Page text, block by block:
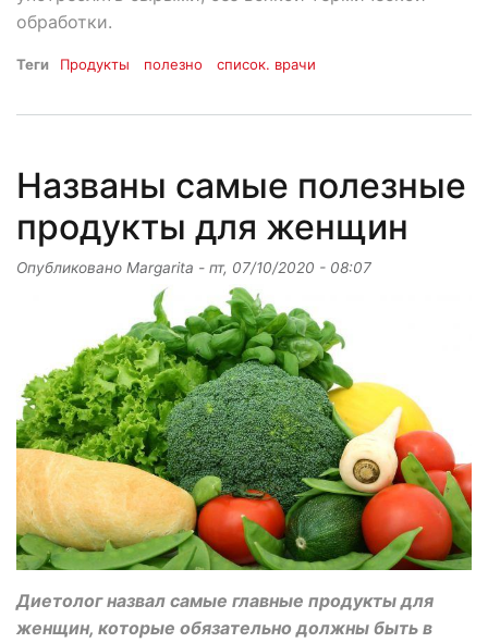
обработки.
Теги Продукты полезно список. врачи
Названы самые полезные
продукты для женщин
Опубликовано Margarita - пт, 07/10/2020 - 08:07
Диетолог назвал самые главные продукты для
женщин, которые обязательно должны быть в